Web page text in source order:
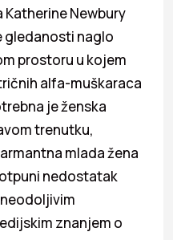
Newbury
gledanosti naglo
prostoru u kojem
alfa-muškaraca
je ženska
trenutku,
mlada žena
nedostatak
znanjem o